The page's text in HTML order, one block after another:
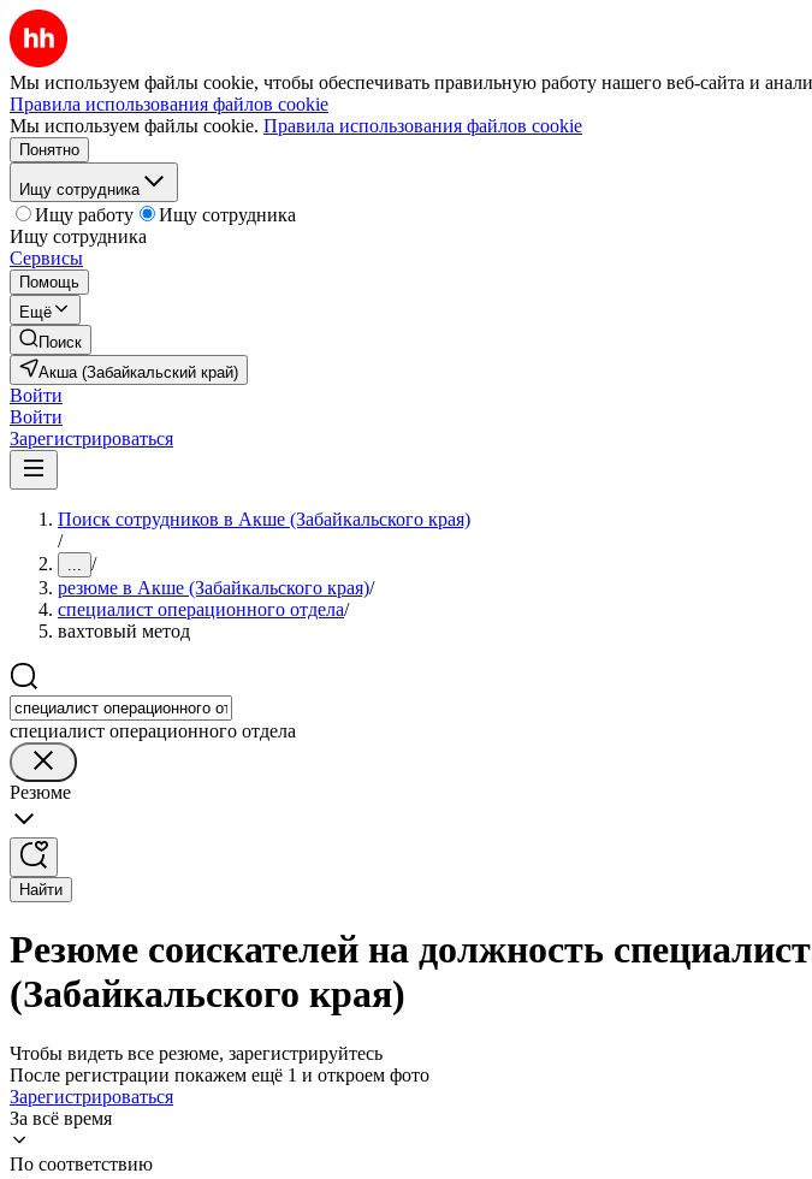
Мы используем файлы cookie, чтобы обеспечивать правильную работу нашего веб-сайта и
Правила использования файлов cookie
Мы используем файлы cookie. Правила использования файлов cookie
Понятно
Ищу сотрудника
Ищу работу
Ищу сотрудника
Ищу сотрудника
Сервисы
Помощь
Ещё
Поиск
Акша (Забайкальский край)
Войти
Войти
Зарегистрироваться
Поиск сотрудников в Акше (Забайкальского края)
/
... /
резюме в Акше (Забайкальского края)/
специалист операционного отдела/
вахтовый метод
специалист операционного отдела
Резюме
Найти
Резюме соискателей на должность
(Забайкальского края)
Чтобы видеть все резюме, зарегистрируйтесь
После регистрации покажем ещё 1 и откроем фото
Зарегистрироваться
За всё время
По соответствию